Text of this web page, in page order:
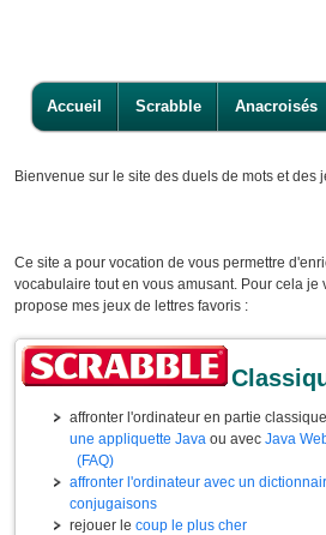
Accueil Scrabble Anacroisés
Bienvenue sur le site des duels de mots et des
Ce site a pour vocation de vous permettre
vocabulaire tout en vous amusant. Pour cela je
propose mes jeux de lettres favoris :
affronter l'ordinateur en partie
une appliquette Java ou avec Java
(FAQ)
affronter l'ordinateur avec un
conjugaisons
rejouer le coup le plus cher